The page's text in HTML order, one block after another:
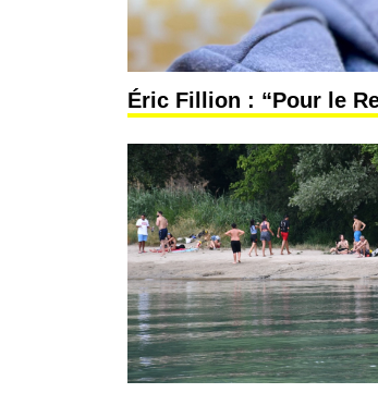
Éric Fillion : “Pour le